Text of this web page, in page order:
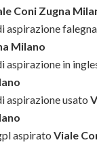
Coni Zugna
aspirazione
Milano
aspirazione in
aspirazione usato
aspirato Viale